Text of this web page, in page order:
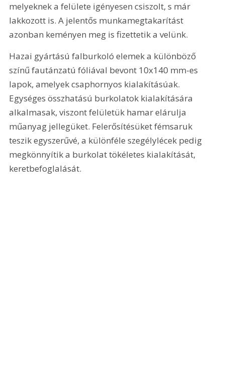
melyeknek a felülete igényesen csiszolt, s már
lakkozott is. A jelentős munkamegtakarítást
azonban keményen meg is fizettetik a velünk.
Hazai gyártású falburkoló elemek a különböző
színű fautánzatú fóliával bevont 10x140 mm-es
lapok, amelyek csaphornyos kialakításúak.
Egységes összhatású burkolatok kialakítására
alkalmasak, viszont felületük hamar elárulja
műanyag jellegüket. Felerősítésüket fémsaruk
teszik egyszerűvé, a különféle szegélylécek pedig
megkönnyítik a burkolat tökéletes kialakítását,
keretbefoglalását.